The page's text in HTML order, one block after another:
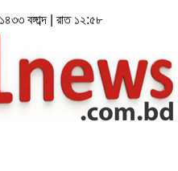
বঙ্গাব্দ | রাত ১২:৫৮